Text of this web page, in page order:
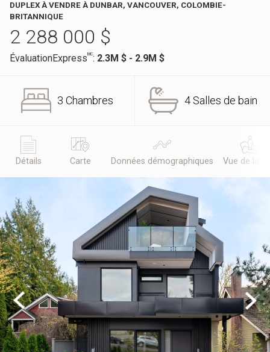
DUPLEX À VENDRE À DUNBAR, VANCOUVER, COLOMBIE-
BRITANNIQUE
2 288 000 $
ÉvaluationExpressMC: 2.3M $ - 2.9M $
3 Chambres 4 Salles de bain
Détails Carte Données démographiques Vue de la
Previous Next